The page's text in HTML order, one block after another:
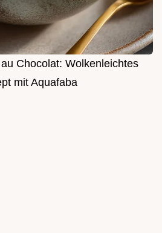
Chocolat: Wolkenleichtes
mit Aquafaba